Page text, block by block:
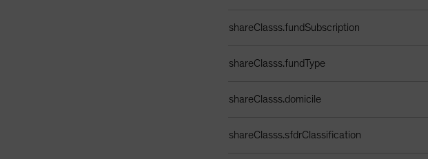
shareClasss.fundSubscription
shareClasss.fundType
shareClasss.domicile
shareClasss.sfdrClassification